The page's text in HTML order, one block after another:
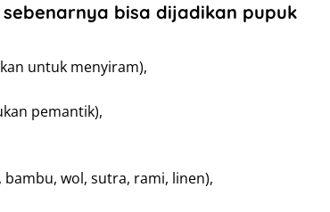
bisa dijadikan pupuk
untuk menyiram),
pemantik),
wol, sutra, rami, linen),